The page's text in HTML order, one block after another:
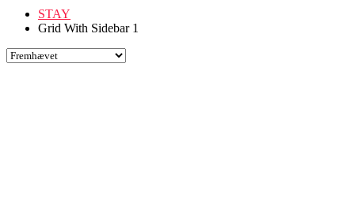
STAY
Grid With Sidebar 1